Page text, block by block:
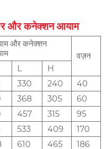
और कनेक्शन आयाम
और कनेक्शन
वज़न
L
H
330 240
40
368 305
60
457 315
95
533 409
170
610 465
186